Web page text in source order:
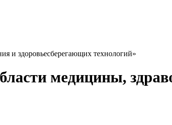
и здоровьесберегающих технологий»
медицины,